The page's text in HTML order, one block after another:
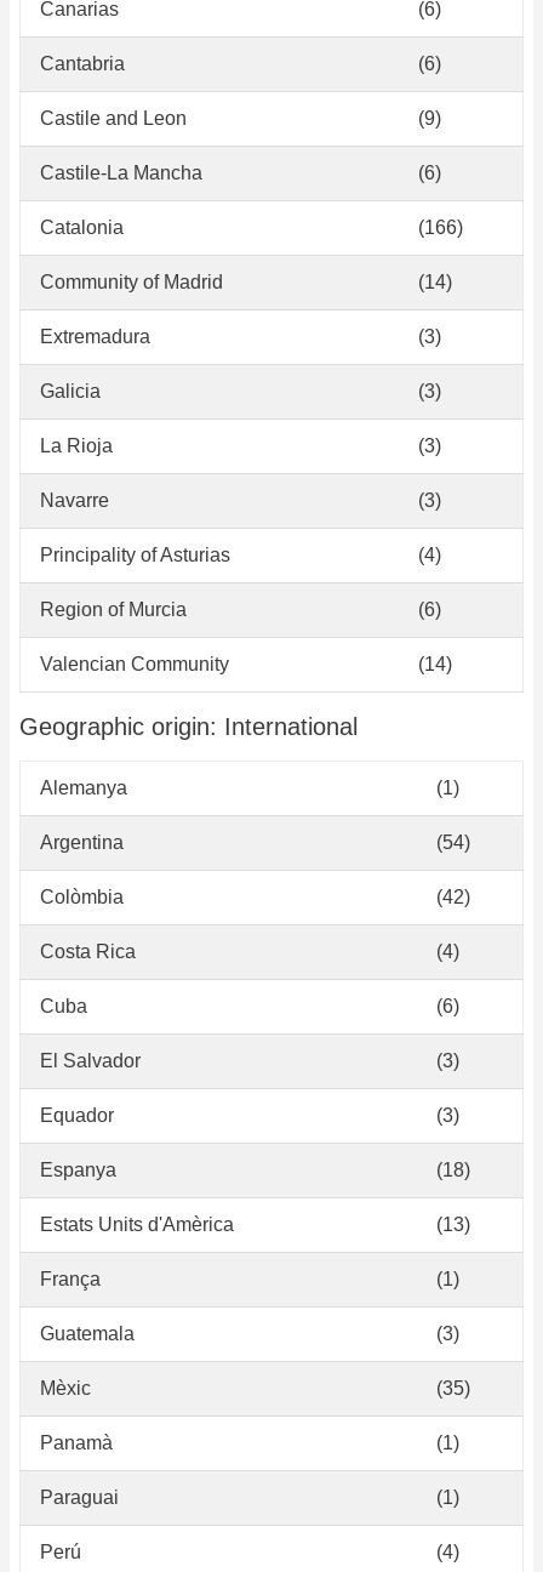
Canarias (6)
Cantabria (6)
Castile and Leon (9)
Castile-La Mancha (6)
Catalonia (166)
Community of Madrid (14)
Extremadura (3)
Galicia (3)
La Rioja (3)
Navarre (3)
Principality of Asturias (4)
Region of Murcia (6)
Valencian Community (14)
Geographic origin: International
Alemanya (1)
Argentina (54)
Colòmbia (42)
Costa Rica (4)
Cuba (6)
El Salvador (3)
Equador (3)
Espanya (18)
Estats Units d'Amèrica (13)
França (1)
Guatemala (3)
Mèxic (35)
Panamà (1)
Paraguai (1)
Perú (4)